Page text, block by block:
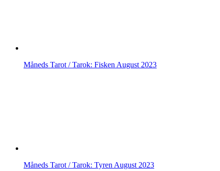
Måneds Tarot / Tarok: Fisken August 2023
Måneds Tarot / Tarok: Tyren August 2023